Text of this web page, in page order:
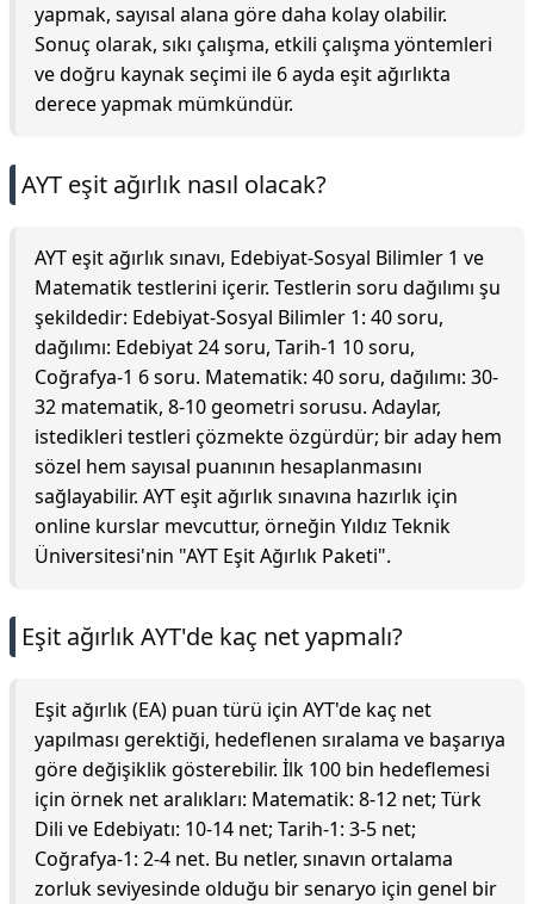
yapmak, sayısal alana göre daha kolay olabilir.
Sonuç olarak, sıkı çalışma, etkili çalışma yöntemleri
ve doğru kaynak seçimi ile 6 ayda eşit ağırlıkta
derece yapmak mümkündür.
AYT eşit ağırlık nasıl olacak?
AYT eşit ağırlık sınavı, Edebiyat-Sosyal Bilimler 1 ve
Matematik testlerini içerir. Testlerin soru dağılımı şu
şekildedir: Edebiyat-Sosyal Bilimler 1: 40 soru,
dağılımı: Edebiyat 24 soru, Tarih-1 10 soru,
Coğrafya-1 6 soru. Matematik: 40 soru, dağılımı: 30-
32 matematik, 8-10 geometri sorusu. Adaylar,
istedikleri testleri çözmekte özgürdür; bir aday hem
sözel hem sayısal puanının hesaplanmasını
sağlayabilir. AYT eşit ağırlık sınavına hazırlık için
online kurslar mevcuttur, örneğin Yıldız Teknik
Üniversitesi'nin "AYT Eşit Ağırlık Paketi".
Eşit ağırlık AYT'de kaç net yapmalı?
Eşit ağırlık (EA) puan türü için AYT'de kaç net
yapılması gerektiği, hedeflenen sıralama ve başarıya
göre değişiklik gösterebilir. İlk 100 bin hedeflemesi
için örnek net aralıkları: Matematik: 8-12 net; Türk
Dili ve Edebiyatı: 10-14 net; Tarih-1: 3-5 net;
Coğrafya-1: 2-4 net. Bu netler, sınavın ortalama
zorluk seviyesinde olduğu bir senaryo için genel bir